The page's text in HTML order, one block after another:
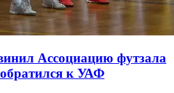
Ассоциацию футзала
к УАФ